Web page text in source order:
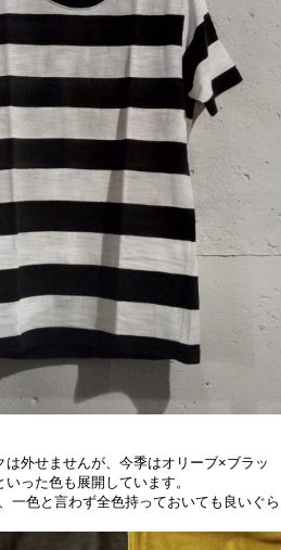
外せませんが、今季はオリーブ×ブラッ
った色も展開しています。
一色と言わず全色持っておいても良いぐら